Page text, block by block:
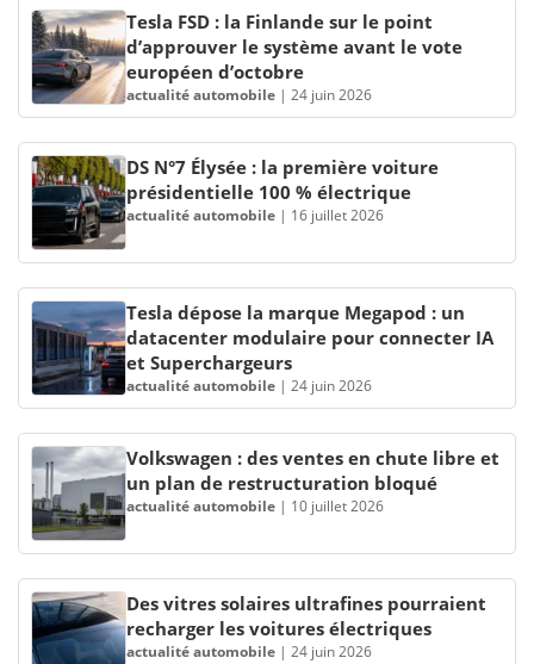
Tesla FSD : la Finlande sur le point
d’approuver le système avant le vote
européen d’octobre
actualité automobile | 24 juin 2026
DS N°7 Élysée : la première voiture
présidentielle 100 % électrique
actualité automobile | 16 juillet 2026
Tesla dépose la marque Megapod : un
datacenter modulaire pour connecter IA
et Superchargeurs
actualité automobile | 24 juin 2026
Volkswagen : des ventes en chute libre et
un plan de restructuration bloqué
actualité automobile | 10 juillet 2026
Des vitres solaires ultrafines pourraient
recharger les voitures électriques
actualité automobile | 24 juin 2026